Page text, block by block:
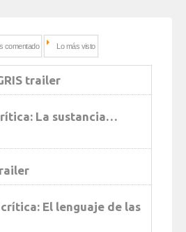
comentado Lo más visto
trailer
La sustancia…
crítica: El lenguaje de las